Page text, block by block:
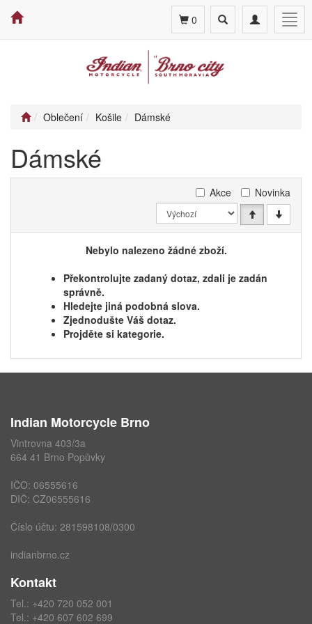
Toggle
navigation
Toggle
search
0
Oblečení Košile Dámské
Dámské
Akce Novinka
Nebylo nalezeno žádné zboží.
Překontrolujte zadaný dotaz, zdali je zadán
správně.
Hledejte jiná podobná slova.
Zjednodušte Váš dotaz.
Projděte si kategorie.
Indian Motorcycle Brno
Vintrovna 403/3a
664 41 Brno Popůvky
IČO: 06555616
DIČ: CZ06555616
Číslo účtu: 281598108/0300
indianbrno.cz
Kontakt
Tel.: +420 720 052 001
Tel.: +420 607 602 699